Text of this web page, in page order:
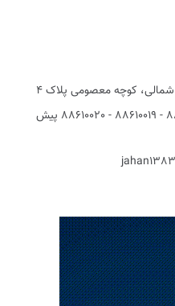
کوچه معصومی پلاک 4
تلفن تماس: 88610021- 88610023 - 88610019 - 88610020 پیش